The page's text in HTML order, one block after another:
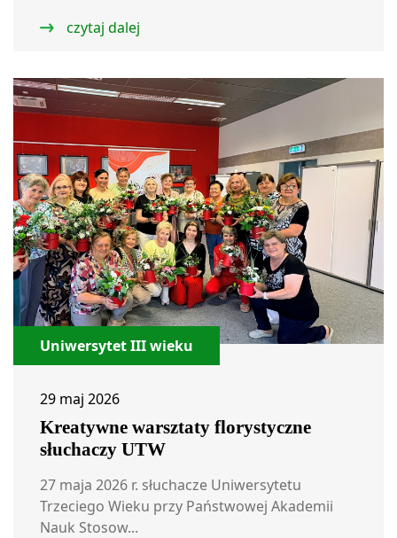
czytaj dalej
Uniwersytet III wieku
29 maj 2026
Kreatywne warsztaty florystyczne
słuchaczy UTW
27 maja 2026 r. słuchacze Uniwersytetu
Trzeciego Wieku przy Państwowej Akademii
Nauk Stosow...